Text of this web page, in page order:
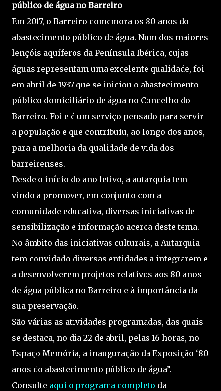
público de água no Barreiro
Em 2017, o Barreiro comemora os 80 anos do
abastecimento público de água. Num dos maiores
lençóis aquíferos da Península Ibérica, cujas
águas representam uma excelente qualidade, foi
em abril de 1937 que se iniciou o abastecimento
público domiciliário de água no Concelho do
Barreiro. Foi e é um serviço pensado para servir
a população e que contribuiu, ao longo dos anos,
para a melhoria da qualidade de vida dos
barreirenses.
Desde o início do ano letivo, a autarquia tem
vindo a promover, em conjunto com a
comunidade educativa, diversas iniciativas de
sensibilização e informação acerca deste tema.
No âmbito das iniciativas culturais, a Autarquia
tem convidado diversas entidades a integrarem e
a desenvolverem projetos relativos aos 80 anos
de água pública no Barreiro e à importância da
sua preservação.
São várias as atividades programadas, das quais
se destaca, no dia 22 de abril, pelas 16 horas, no
Espaço Memória, a inauguração da Exposição ‘80
anos do abastecimento público de água”.
Consulte aqui o programa completo da